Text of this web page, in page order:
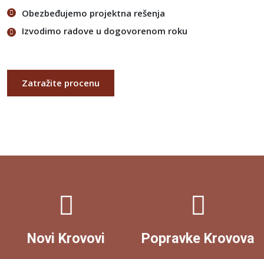
Obezbeđujemo projektna rešenja
Izvodimo radove u dogovorenom roku
Zatražite procenu
Novi Krovovi Popravke Krovova